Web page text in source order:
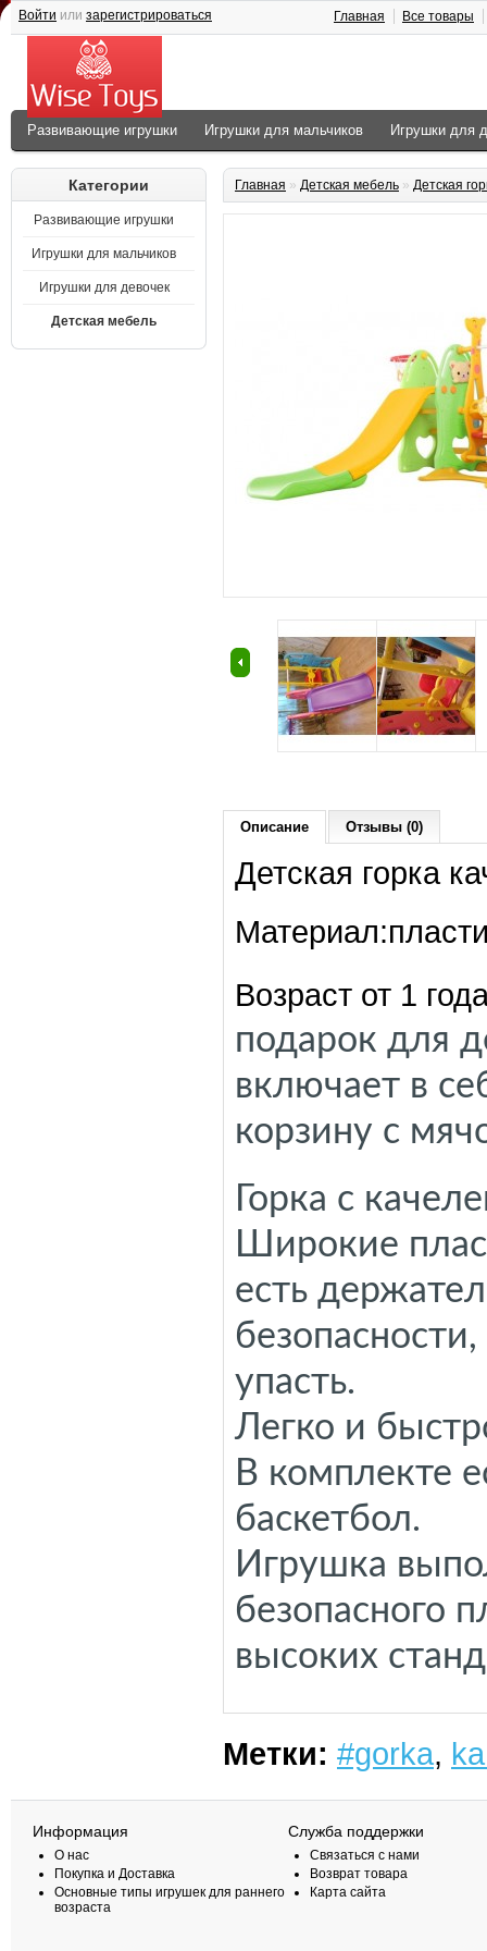
Войти или зарегистрироваться Главная Все товары
Развивающие игрушки Игрушки для мальчиков Игрушки для
Категории
Развивающие игрушки
Игрушки для мальчиков
Игрушки для девочек
Детская мебель
Главная » Детская мебель » Детская
Описание Отзывы (0)
Детская горка
Возраст от 1
подарок для
включает в
корзину с
Горка с
Широкие
есть
упасть.
Легко и
В комплекте
баскетбол.
Игрушка
безопасного
высоких
Метки: #gorka,
Информация
О нас
Покупка и Доставка
Основные типы игрушек для раннего
возраста
Служба поддержки
Связаться с нами
Возврат товара
Карта сайта